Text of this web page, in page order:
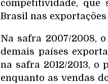
competitividade,
Brasil nas
Na safra 2007/2008,
demais países
na safra 2012/2013, o
enquanto as vendas